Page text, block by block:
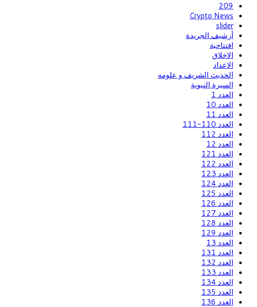
209
Crypto News
slider
أرشيف الجريدة
افتتاحية
الاخلاق
الاعداد
الحديث الشريف و علومه
السيرة النبوية
العدد 1
العدد 10
العدد 11
العدد 110-111
العدد 112
العدد 12
العدد 121
العدد 122
العدد 123
العدد 124
العدد 125
العدد 126
العدد 127
العدد 128
العدد 129
العدد 13
العدد 131
العدد 132
العدد 133
العدد 134
العدد 135
العدد 136